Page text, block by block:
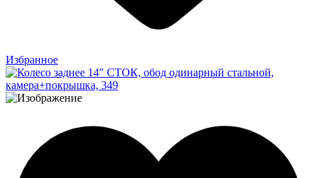
Избранное